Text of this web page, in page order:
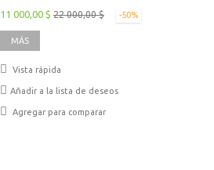
11 000,00 $ 22 000,00 $ -50%
MÁS
Vista rápida
Añadir a la lista de deseos
Agregar para comparar